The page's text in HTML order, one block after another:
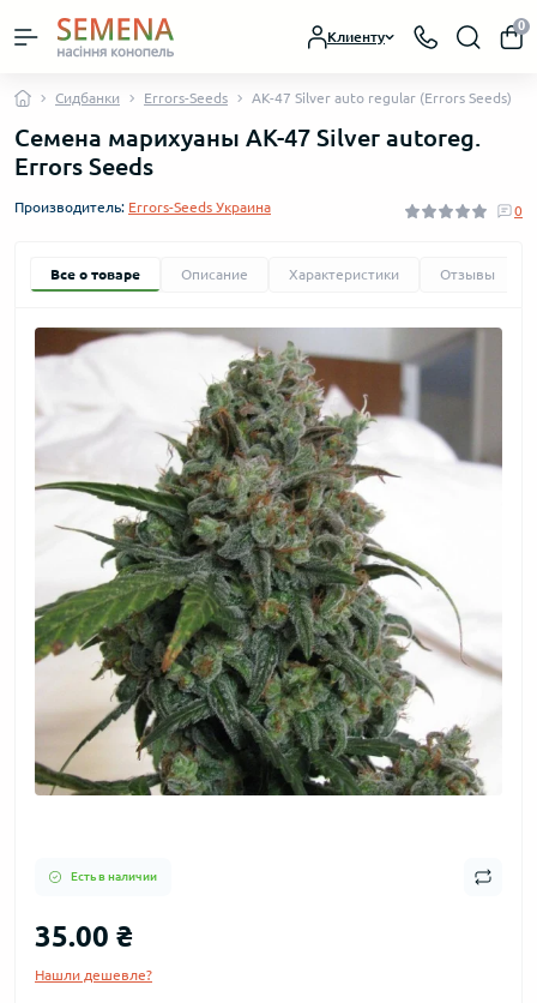
Клиенту
0
Сидбанки Errors-Seeds AK-47 Silver auto regular (Errors Seeds)
Семена марихуаны AK-47 Silver autoreg.
Errors Seeds
Производитель: Errors-Seeds Украина 0
Все о товаре Описание Характеристики Отзывы
Есть в наличии
35.00 ₴
Нашли дешевле?